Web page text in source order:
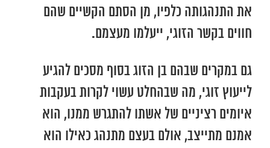
את התנהגותה כלפיו, מן הסתם הקשיים שהם
חווים בקשר הזוגי, ייעלמו מעצמם.
גם במקרים שבהם בן הזוג בסוף מסכים להגיע
לייעוץ זוגי, מה שבהחלט עשוי לקרות בעקבות
איומים רציניים של אשתו להתגרש ממנו, הוא
אמנם מתייצב, אולם בעצם מתנהג כאילו הוא